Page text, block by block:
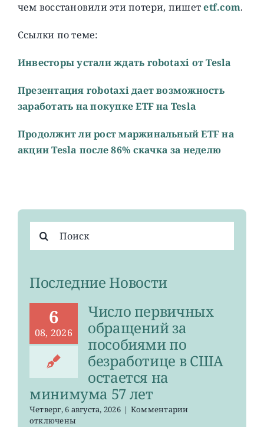
чем восстановили эти потери, пишетetf.com.
Cсылки по теме:
Инвесторы устали ждать robotaxi от Tesla
Презентация robotaxi дает возможность
заработать на покупке ETF на Tesla
Продолжит ли рост маржинальный ETF на
акции Tesla после 86% скачка за неделю
поиска:
Последние Новости
6
08, 2026
Число первичных
обращений за
пособиями по
безработице в США
остается на
минимума 57 лет
Четверг, 6 августа, 2026 | Комментариик
отключены